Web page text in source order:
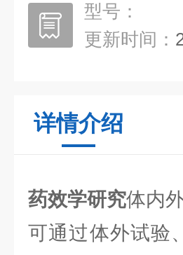
型号：
更新时间：
详情介绍
药效学研究体内
可通过体外试验